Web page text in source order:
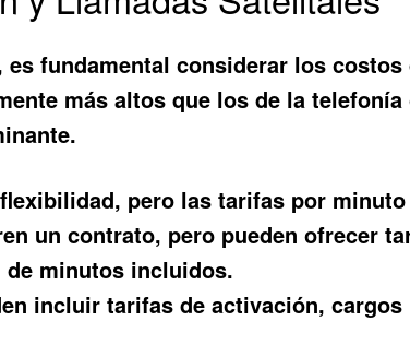
es fundamental considerar los
más altos que los de la
pero las tarifas por
un contrato, pero pueden ofrecer
minutos incluidos.
incluir tarifas de activación,